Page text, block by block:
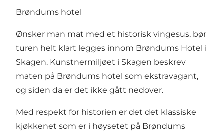
Brøndums hotel
Ønsker man mat med et historisk vingesus, bør
turen helt klart legges innom Brøndums Hotel i
Skagen. Kunstnermiljøet i Skagen beskrev
maten på Brøndums hotel som ekstravagant,
og siden da er det ikke gått nedover.
Med respekt for historien er det det klassiske
kjøkkenet som er i høysetet på Brøndums